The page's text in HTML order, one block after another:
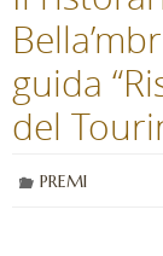
guida
del
PREMI